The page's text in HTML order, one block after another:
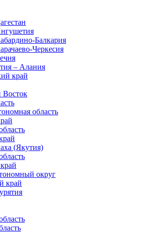
Балкария
Черкесия
– Алания
край
Восток
область
(Якутия)
округ
край